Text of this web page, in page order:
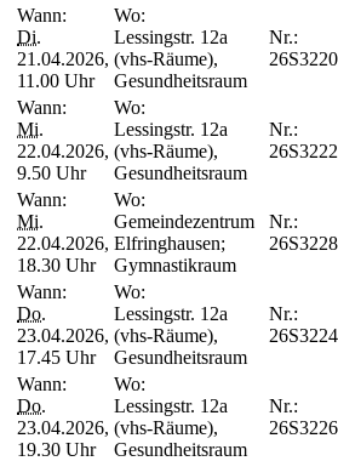
Wann:
Di.
21.04.2026,
11.00 Uhr
Wo:
Lessingstr. 12a
(vhs-Räume),
Gesundheitsraum
Nr.:
26S3220
Wann:
Mi.
22.04.2026,
9.50 Uhr
Wo:
Lessingstr. 12a
(vhs-Räume),
Gesundheitsraum
Nr.:
26S3222
Wann:
Mi.
22.04.2026,
18.30 Uhr
Wo:
Gemeindezentrum
Elfringhausen;
Gymnastikraum
Nr.:
26S3228
Wann:
Do.
23.04.2026,
17.45 Uhr
Wo:
Lessingstr. 12a
(vhs-Räume),
Gesundheitsraum
Nr.:
26S3224
Wann:
Do.
23.04.2026,
19.30 Uhr
Wo:
Lessingstr. 12a
(vhs-Räume),
Gesundheitsraum
Nr.:
26S3226